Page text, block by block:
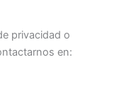
privacidad o
en: